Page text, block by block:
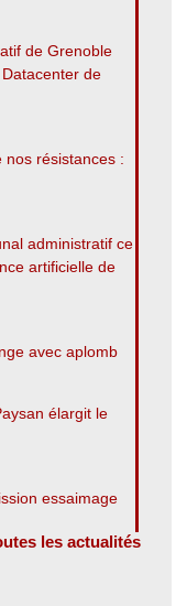
de Grenoble
de
nos résistances :
administratif ce
artificielle de
avec aplomb
élargit le
essaimage
les actualités